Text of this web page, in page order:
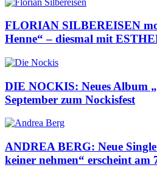
FLORIAN SILBEREISEN
Henne“ – diesmal mit
DIE NOCKIS: Neues Album
September zum Nockisfest
ANDREA BERG: Neue
keiner nehmen“ erscheint am